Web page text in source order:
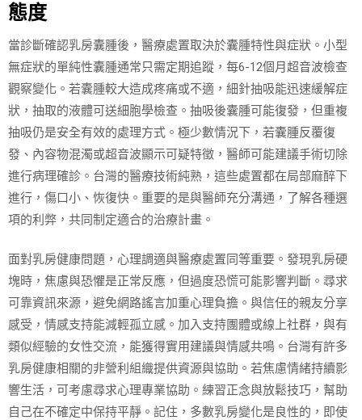
態度
當診斷確認乳房囊腫後，醫療處置取決於囊腫特性與症狀。小型
無症狀的單純性囊腫通常只需定期追蹤，每6-12個月超音波檢查
觀察變化。若囊腫較大造成疼痛或不適，細針抽吸能迅速緩解症
狀，抽取的液體可送細胞學檢查。抽吸後囊腫可能復發，但重複
抽吸仍是安全有效的處理方式。極少數情況下，若囊腫反覆復
發、內容物混濁或超音波顯示可疑特徵，醫師可能建議手術切除
進行病理確診。台灣的醫療技術純熟，這些處置都在局部麻醉下
進行，傷口小、恢復快。重要的是與醫師充分溝通，了解各種選
項的利弊，共同制定適合的治療計畫。
面對乳房健康問題，心理調適與醫療處置同等重要。發現乳房硬
塊時，焦慮與恐懼是正常反應，但過度恐慌可能影響判斷。尋求
可靠資訊來源，避免網路謠言加重心理負擔。與信任的親友分享
感受，情感支持能減輕孤立感。加入支持團體或線上社群，與有
類似經驗的女性交流，能獲得實用建議與情感共鳴。台灣有許多
乳房健康相關的非營利組織提供資源與協助。若焦慮情緒持續影
響生活，可考慮尋求心理專業協助。練習正念與放鬆技巧，幫助
自己在不確定中保持平靜。記住，多數乳房變化是良性的，即使